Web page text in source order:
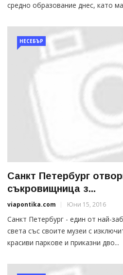
средно образование днес, като
НЕСЕБЪР
Санкт Петербург
съкровищница з...
viapontika.com Юни 15, 2016
Санкт Петербург - един от най-
света със своите музеи с
красиви паркове и приказни дво...